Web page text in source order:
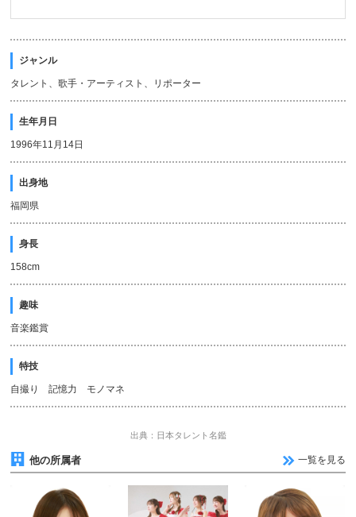
ジャンル
タレント、歌手・アーティスト、リポーター
生年月日
1996年11月14日
出身地
福岡県
身長
158cm
趣味
音楽鑑賞
特技
自撮り 記憶力 モノマネ
出典：日本タレント名鑑
他の所属者 一覧を見る